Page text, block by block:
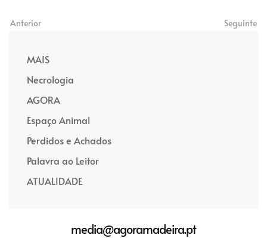
Anterior Seguinte
MAIS
Necrologia
AGORA
Espaço Animal
Perdidos e Achados
Palavra ao Leitor
ATUALIDADE
media@agoramadeira.pt